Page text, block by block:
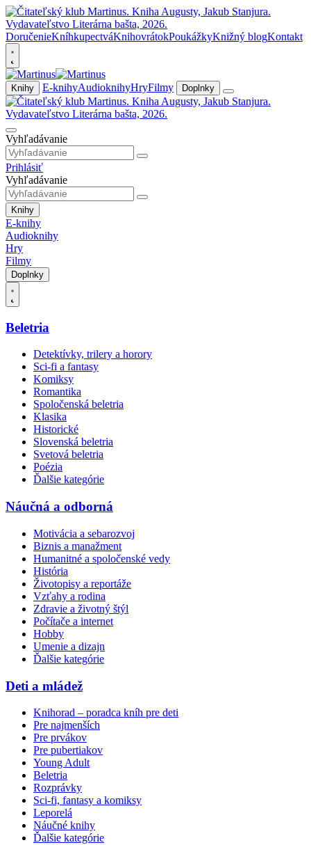
DoručenieKníhkupectváKnihovrátokPoukážkyKnižný blogKontakt
Knihy E-knihyAudioknihyHryFilmy Doplnky
Vyhľadávanie
Prihlásiť
Vyhľadávanie
Knihy
E-knihy
Audioknihy
Hry
Filmy
Doplnky
Beletria
Detektívky, trilery a horory
Sci-fi a fantasy
Komiksy
Romantika
Spoločenská beletria
Klasika
Historické
Slovenská beletria
Svetová beletria
Poézia
Ďalšie kategórie
Náučná a odborná
Motivácia a sebarozvoj
Biznis a manažment
Humanitné a spoločenské vedy
História
Životopisy a reportáže
Vzťahy a rodina
Zdravie a životný štýl
Počítače a internet
Hobby
Umenie a dizajn
Ďalšie kategórie
Deti a mládež
Knihorad – poradca kníh pre deti
Pre najmenších
Pre prvákov
Pre pubertiakov
Young Adult
Beletria
Rozprávky
Sci-fi, fantasy a komiksy
Leporelá
Náučné knihy
Ďalšie kategórie